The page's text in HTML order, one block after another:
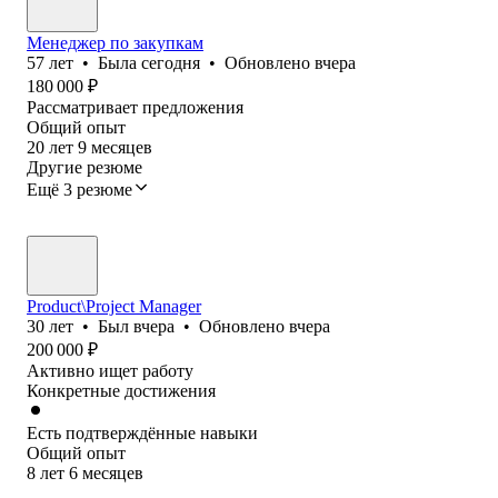
Менеджер по закупкам
57 лет • Была сегодня • Обновлено вчера
180 000 ₽
Рассматривает предложения
Общий опыт
20 лет 9 месяцев
Другие резюме
Ещё 3 резюме
Product\Project Manager
30 лет • Был вчера • Обновлено вчера
200 000 ₽
Активно ищет работу
Конкретные достижения
Есть подтверждённые навыки
Общий опыт
8 лет 6 месяцев